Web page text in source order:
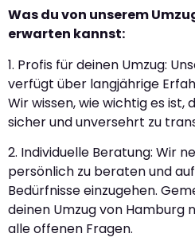
Was du von unserem
erwarten kannst:
1. Profis für deinen Umzug:
verfügt über langjährige
Wir wissen, wie wichtig es
sicher und unversehrt zu
2. Individuelle Beratung: Wir
persönlich zu beraten und
Bedürfnisse einzugehen.
deinen Umzug von Hamburg
alle offenen Fragen.